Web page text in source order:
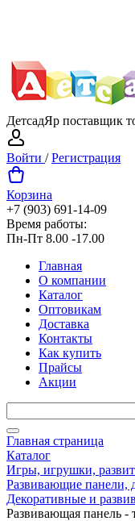
ДетсадЯр поставщик
Войти /Регистрация
Корзина
+7 (903) 691-14-09
Время работы:
Пн-Пт 8.00 -17.00
Главная
О компании
Каталог
Оптовикам
Доставка
Контакты
Как купить
Прайсы
Акции
Главная страница
Каталог
Игры, игрушки,
Развивающие панели,
Декоративные и
Развивающая панель -